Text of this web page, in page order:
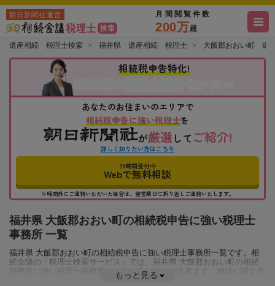
朝日新聞社運営 月間閲覧件数
200万超
遺産相続 税理士検索 福井県 遺産相続 税理士 大飯郡おおい町 遺
相続税申告特化!
あなたのお住まいのエリアで
相続税申告に強い税理士を
が厳選 して ご紹介!
詳しく知りたい方はこちら
24時間受付中
Webで無料相談
※時間外にご連絡いただいた場合は、翌営業日に折り返しご連絡いたします。
福井県 大飯郡おおい町の相続税申告に強い税理士
事務所 一覧
福井県 大飯郡おおい町の相続税申告に強い税理士事務所一覧です。相
続会議の「税理士検索サービス」では、福井県 大飯郡おおい町の相続
税申告に強い税理士事務所を一覧で見ることが出来ます。相続に関する
税金や特例制度のことは一度近隣の税理士に相談してみましょう。
もっと見る